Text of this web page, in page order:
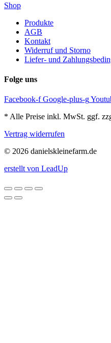
Shop
Produkte
AGB
Kontakt
Widerruf und Storno
Liefer- und
Folge uns
Facebook-f Google-plus-g
* Alle Preise inkl. MwSt. ggf.
Vertrag widerrufen
© 2026 danielskleinefarm.de
erstellt von LeadUp